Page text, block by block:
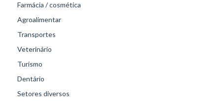
Farmácia / cosmética
Agroalimentar
Transportes
Veterinário
Turismo
Dentário
Setores diversos